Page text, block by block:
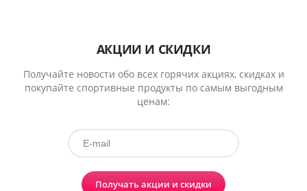
АКЦИИ И СКИДКИ
Получайте новости обо всех горячих акциях, скидках и
покупайте спортивные продукты по самым выгодным
ценам:
Получать акции и скидки